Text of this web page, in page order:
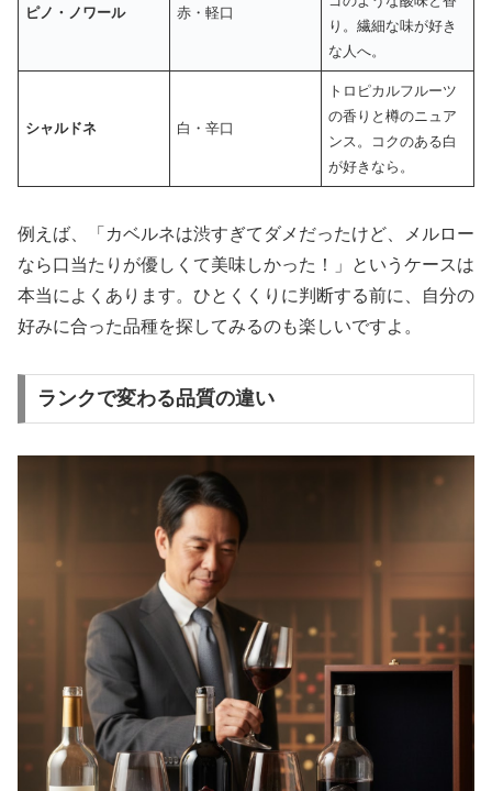
ピノ・ノワール 赤・軽口
り。繊細な味が好き
な人へ。
シャルドネ 白・辛口
トロピカルフルーツ
の香りと樽のニュア
ンス。コクのある白
が好きなら。
例えば、「カベルネは渋すぎてダメだったけど、メルロー
なら口当たりが優しくて美味しかった！」というケースは
本当によくあります。ひとくくりに判断する前に、自分の
好みに合った品種を探してみるのも楽しいですよ。
ランクで変わる品質の違い